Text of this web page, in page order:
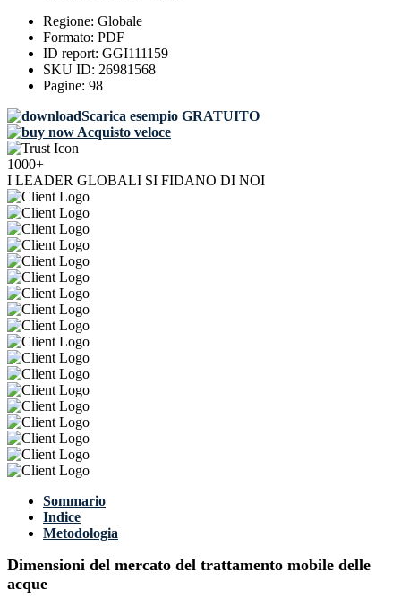
Regione: Globale
Formato: PDF
ID report: GGI111159
SKU ID: 26981568
Pagine: 98
Scarica esempio GRATUITO
Acquisto veloce
1000+
I LEADER GLOBALI SI FIDANO DI NOI
Sommario
Indice
Metodologia
Dimensioni del mercato del trattamento mobile delle
acque